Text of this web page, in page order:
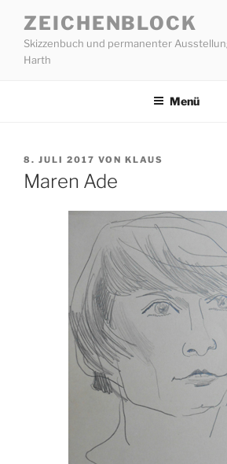
Inhalt
springen
ZEICHENBLOCK
Skizzenbuch und permanenter
Harth
Menü
VERÖFFENTLICHT
AM
8. JULI 2017 VON KLAUS
Maren Ade